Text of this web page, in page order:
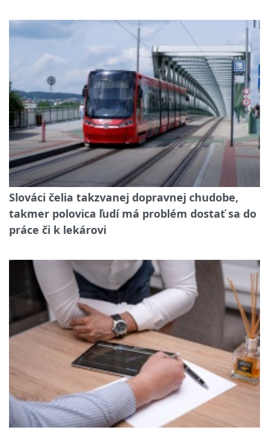
Slováci čelia takzvanej dopravnej chudobe,
takmer polovica ľudí má problém dostať sa do
práce či k lekárovi